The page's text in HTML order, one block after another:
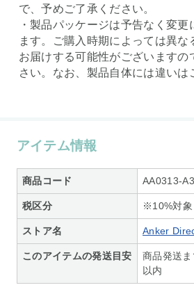
で、予めご了承ください。
・製品パッケージは予告なく変
ます。ご購入時期によっては異な
お届けする可能性がございますの
さい。なお、製品自体には違いは
アイテム情報
商品コード AA0313-
税区分 ※10%対象
ストア名 Anker
このアイテムの発送目安
商品発送
以内